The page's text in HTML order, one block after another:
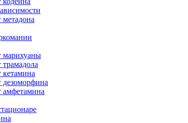
метадона
марихуаны
кетамина
дезоморфина
амфетамина